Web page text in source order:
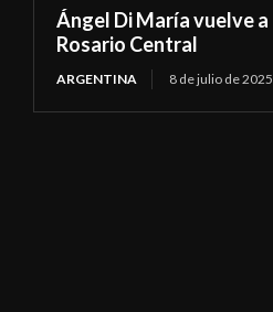
Ángel Di María vuelve a
Rosario Central
ARGENTINA 8 de julio de 2025